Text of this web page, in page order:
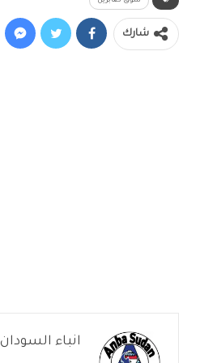
شارك
انباء السودان